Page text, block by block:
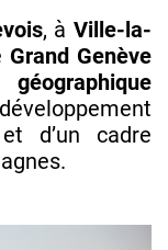
, àVille-la-
Grand Genève
d’un cadre